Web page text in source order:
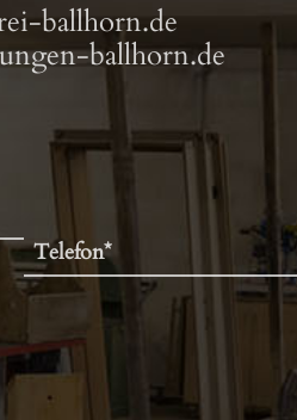
ballhorn.de
ballhorn.de